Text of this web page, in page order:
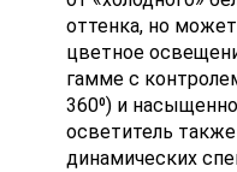
оттенка, но
цветное
гамме с
360⁰) и
осветитель
динамических